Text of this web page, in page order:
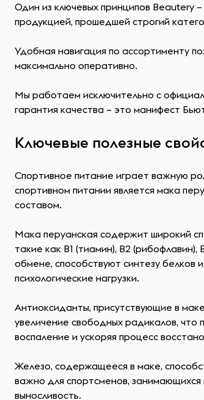
Один из ключевых принципов Beautery
продукцией, прошедшей строгий
Удобная навигация по ассортименту
максимально оперативно.
Мы работаем исключительно с
гарантия качества – это манифест
Ключевые полезные
Спортивное питание играет важную
спортивном питании является мака
составом.
Мака перуанская содержит широкий
такие как B1 (тиамин), B2
обмене, способствуют синтезу
психологические нагрузки.
Антиоксиданты, присутствующие в
увеличение свободных радикалов,
воспаление и ускоряя процесс
Железо, содержащееся в маке,
важно для спортсменов, занимающихся
выносливость.